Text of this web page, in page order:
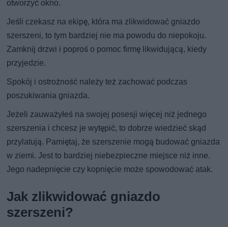
otworzyć okno.
Jeśli czekasz na ekipę, która ma zlikwidować gniazdo
szerszeni, to tym bardziej nie ma powodu do niepokoju.
Zamknij drzwi i poproś o pomoc firmę likwidującą, kiedy
przyjedzie.
Spokój i ostrożność należy też zachować podczas
poszukiwania gniazda.
Jeżeli zauważyłeś na swojej posesji więcej niż jednego
szerszenia i chcesz je wytępić, to dobrze wiedzieć skąd
przylatują. Pamiętaj, że szerszenie mogą budować gniazda
w ziemi. Jest to bardziej niebezpieczne miejsce niż inne.
Jego nadepnięcie czy kopnięcie może spowodować atak.
Jak zlikwidować gniazdo
szerszeni?